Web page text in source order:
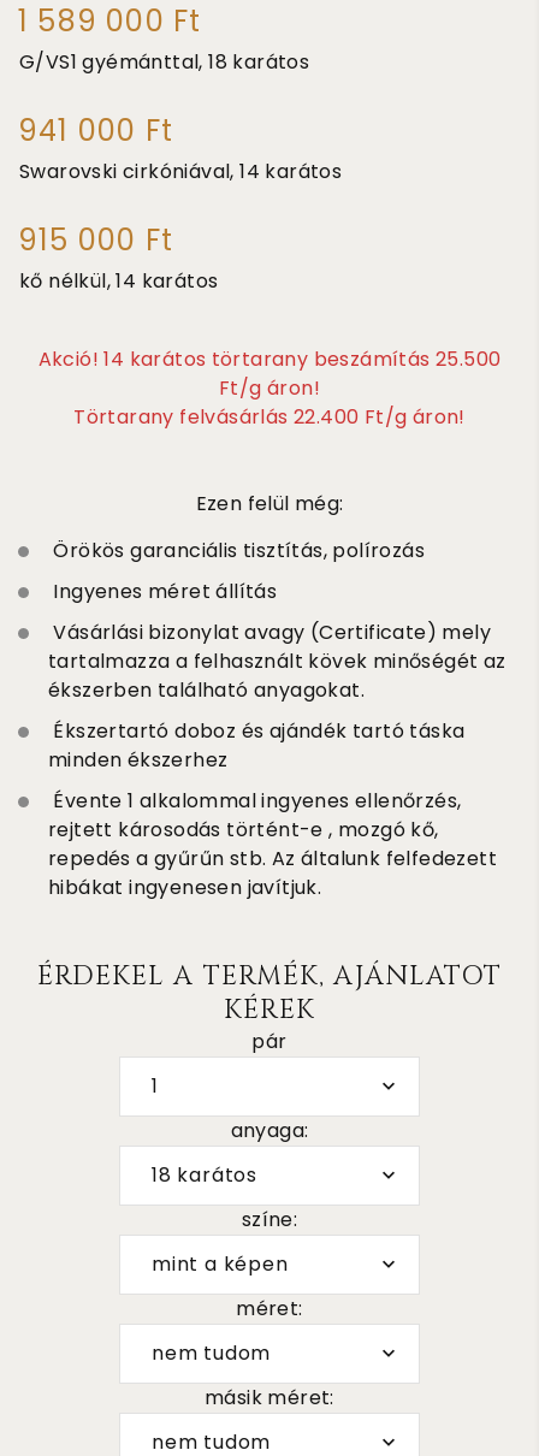
1 589 000 Ft
G/VS1 gyémánttal, 18 karátos
941 000 Ft
Swarovski cirkóniával, 14 karátos
915 000 Ft
kő nélkül, 14 karátos
Akció! 14 karátos törtarany beszámítás 25.500
Ft/g áron!
Törtarany felvásárlás 22.400 Ft/g áron!
Ezen felül még:
Örökös garanciális tisztítás, polírozás
Ingyenes méret állítás
Vásárlási bizonylat avagy (Certificate) mely
tartalmazza a felhasznált kövek minőségét az
ékszerben található anyagokat.
Ékszertartó doboz és ajándék tartó táska
minden ékszerhez
Évente 1 alkalommal ingyenes ellenőrzés,
rejtett károsodás történt-e , mozgó kő,
repedés a gyűrűn stb. Az általunk felfedezett
hibákat ingyenesen javítjuk.
ÉRDEKEL A TERMÉK, AJÁNLATOT
KÉREK
pár
1
anyaga:
18 karátos
színe:
mint a képen
méret:
nem tudom
másik méret:
nem tudom